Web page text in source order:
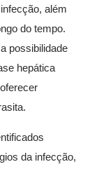
além
do tempo.
possibilidade
hepática
da infecção,